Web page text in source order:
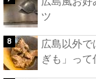
ツ
広島以外
ぎも」って